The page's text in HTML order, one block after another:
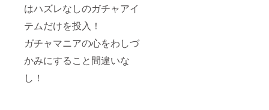
はハズレなしのガチャアイ
テムだけを投入！
ガチャマニアの心をわしづ
かみにすること間違いな
し！